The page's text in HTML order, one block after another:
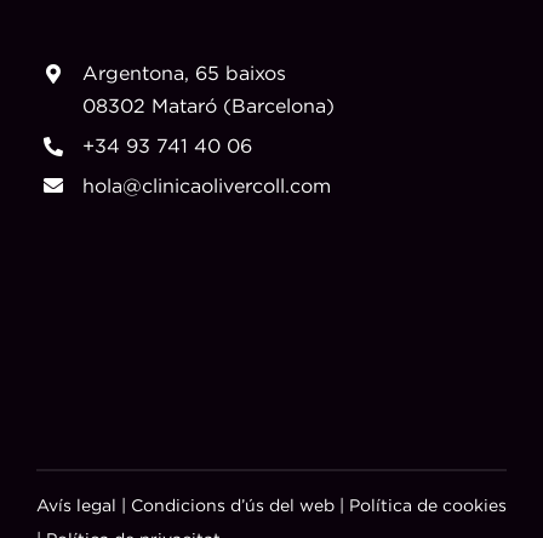
Argentona, 65 baixos
08302 Mataró (Barcelona)
+34 93 741 40 06
hola@clinicaolivercoll.com
Avís legal Condicions d’ús del web|
Política de cookies